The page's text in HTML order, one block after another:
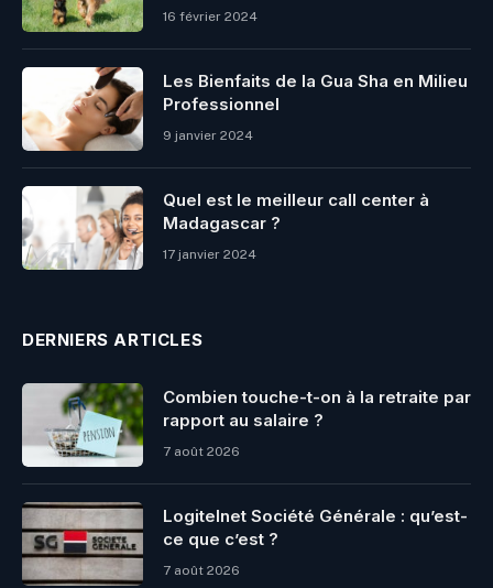
16 février 2024
Les Bienfaits de la Gua Sha en Milieu
Professionnel
9 janvier 2024
Quel est le meilleur call center à
Madagascar ?
17 janvier 2024
DERNIERS ARTICLES
Combien touche-t-on à la retraite par
rapport au salaire ?
7 août 2026
Logitelnet Société Générale : qu’est-
ce que c’est ?
7 août 2026